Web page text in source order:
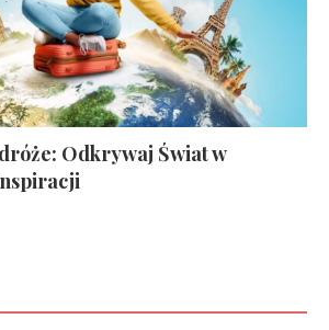
Odkrywaj Świat w